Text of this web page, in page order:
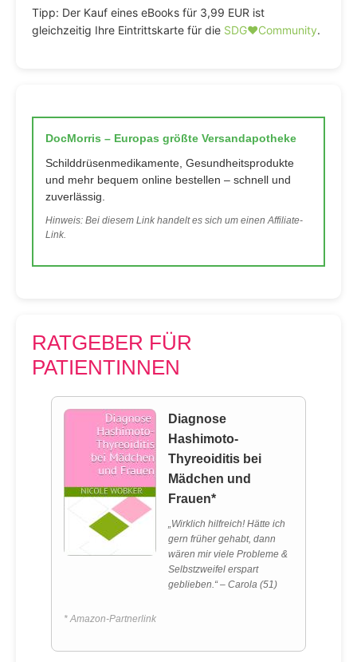
Tipp: Der Kauf eines eBooks für 3,99 EUR ist
gleichzeitig Ihre Eintrittskarte für die SDG♥️Community.
DocMorris – Europas größte Versandapotheke
Schilddrüsenmedikamente, Gesundheitsprodukte
und mehr bequem online bestellen – schnell und
zuverlässig.
Hinweis: Bei diesem Link handelt es sich um einen Affiliate-
Link.
RATGEBER FÜR
PATIENTINNEN
Diagnose
Hashimoto-
Thyreoiditis bei
Mädchen und
Frauen*
„Wirklich hilfreich! Hätte ich
gern früher gehabt, dann
wären mir viele Probleme &
Selbstzweifel erspart
geblieben.“ – Carola (51)
* Amazon-Partnerlink